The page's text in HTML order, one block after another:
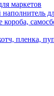
маркетов
короба,
пленка,